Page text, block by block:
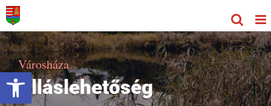
Eszköztár megnyitása
Kihagyás
Városháza
Álláslehetőség